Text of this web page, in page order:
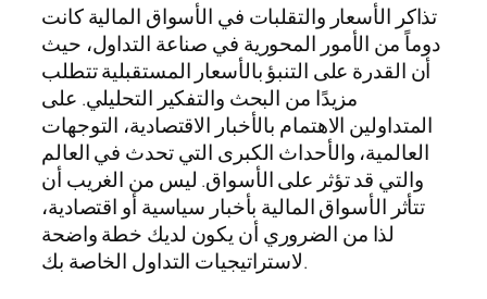
تذاكر الأسعار والتقلبات في الأسواق المالية كانت
دوماً من الأمور المحورية في صناعة التداول، حيث
أن القدرة على التنبؤ بالأسعار المستقبلية تتطلب
مزيدًا من البحث والتفكير التحليلي. على
المتداولين الاهتمام بالأخبار الاقتصادية، التوجهات
العالمية، والأحداث الكبرى التي تحدث في العالم
والتي قد تؤثر على الأسواق. ليس من الغريب أن
تتأثر الأسواق المالية بأخبار سياسية أو اقتصادية،
لذا من الضروري أن يكون لديك خطة واضحة
لاستراتيجيات التداول الخاصة بك.